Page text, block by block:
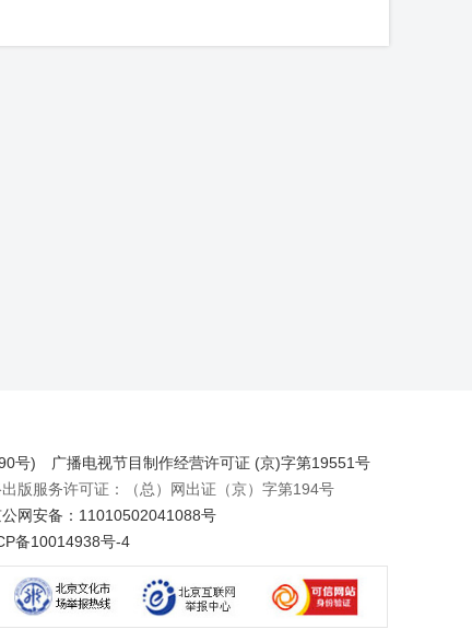
车若初见：原汁原味
号)
广播电视节目制作经营许可证 (京)字第19551号
服务许可证：（总）网出证（京）字第194号
网安备：11010502041088号
备10014938号-4